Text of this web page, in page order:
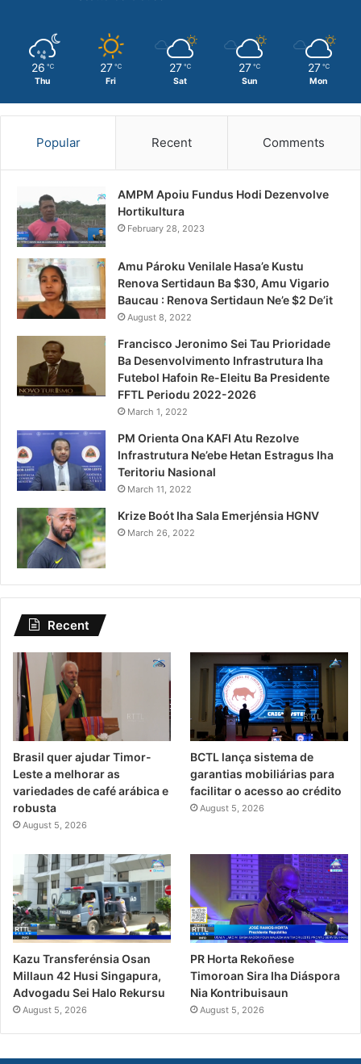
26 ℃
Thu
27 ℃
Fri
27 ℃
Sat
27 ℃
Sun
27 ℃
Mon
Popular Recent Comments
AMPM Apoiu Fundus Hodi Dezenvolve
Hortikultura
February 28, 2023
Amu Pároku Venilale Hasa’e Kustu
Renova Sertidaun Ba $30, Amu Vigario
Baucau : Renova Sertidaun Ne’e $2 De’it
August 8, 2022
Francisco Jeronimo Sei Tau Prioridade
Ba Desenvolvimento Infrastrutura Iha
Futebol Hafoin Re-Eleitu Ba Presidente
FFTL Periodu 2022-2026
March 1, 2022
PM Orienta Ona KAFI Atu Rezolve
Infrastrutura Ne’ebe Hetan Estragus Iha
Teritoriu Nasional
March 11, 2022
Krize Boót Iha Sala Emerjénsia HGNV
March 26, 2022
Recent
Brasil quer ajudar Timor-
Leste a melhorar as
variedades de café arábica e
robusta
August 5, 2026
BCTL lança sistema de
garantias mobiliárias para
facilitar o acesso ao crédito
August 5, 2026
Kazu Transferénsia Osan
Millaun 42 Husi Singapura,
Advogadu Sei Halo Rekursu
August 5, 2026
PR Horta Rekoñese
Timoroan Sira Iha Diáspora
Nia Kontribuisaun
August 5, 2026